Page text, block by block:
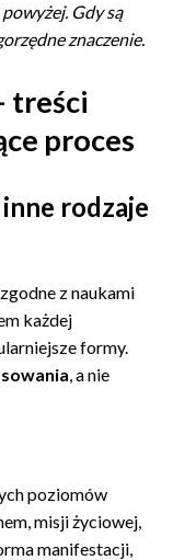
Gdy są
znaczenie.
treści
proces
rodzaje
z naukami
każdej
formy.
, a nie
poziomów
misji życiowej,
manifestacji,